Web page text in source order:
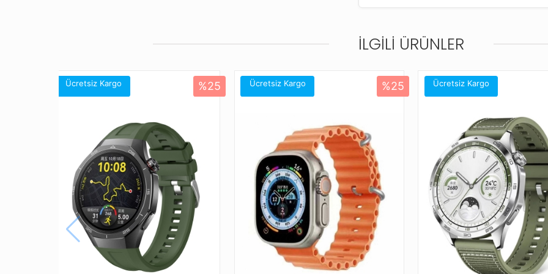
Farklı renk seçenekleriyle akıllı
Amazfit Active
Amazfit Bip 3
Amazfit Bip U Pro
Amazfit Cheetah (Square)
Amazfit GTR (42mm)
Amazfit GTR Mini
Amazfit GTS 2
Amazfit GTS 2 Mini
Amazfit GTS 2e
Amazfit GTS 3
Amazfit GTS 4 Mini
Amazfit Pace (42mm)
İLGILI ÜRÜNLER
Ücretsiz Kargo %25 Ücretsiz Kargo %25 Ücretsiz Kargo